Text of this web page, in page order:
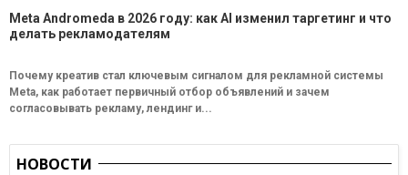
Meta Andromeda в 2026 году: как AI изменил таргетинг и что
делать рекламодателям
Почему креатив стал ключевым сигналом для рекламной системы
Meta, как работает первичный отбор объявлений и зачем
согласовывать рекламу, лендинг и...
НОВОСТИ